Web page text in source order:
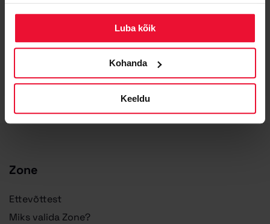
Luba kõik
Kohanda
Keeldu
Zone
Ettevõttest
Miks valida Zone?